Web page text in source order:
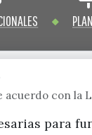
con la
para